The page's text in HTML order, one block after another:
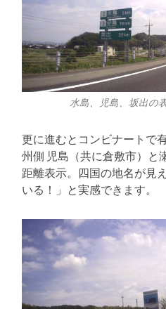
水島、児島、坂出の
更に進むとコンビナートで
州側 児島（共に倉敷市）と
距離表示。四国の地名が見
いる！」と実感できます。